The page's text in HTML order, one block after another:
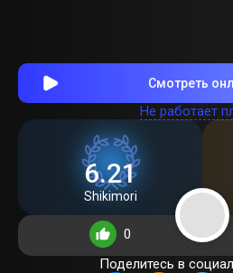
Смотреть
Не работает
6.21
Shikimori
0
Поделитесь в